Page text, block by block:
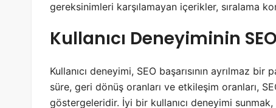
gereksinimleri karşılamayan içerikler, sıralama
Kullanıcı Deneyiminin
Kullanıcı deneyimi, SEO başarısının ayrılmaz
süre, geri dönüş oranları ve etkileşim oranları,
göstergeleridir. İyi bir kullanıcı deneyimi